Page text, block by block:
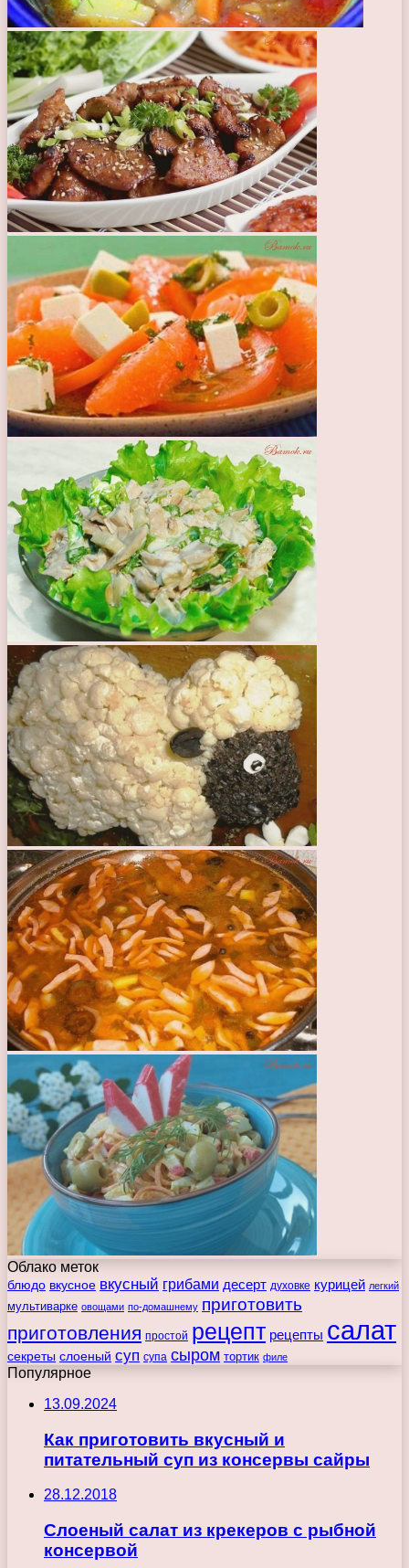
Облако меток
блюдо вкусное вкусный грибами десерт духовке курицей легкий
мультиварке овощами по-домашнему приготовить
приготовления простой рецепт рецепты салат
секреты слоеный суп супа сыром тортик филе
Популярное
13.09.2024
Как приготовить вкусный и
питательный суп из консервы сайры
28.12.2018
Слоеный салат из крекеров с рыбной
консервой